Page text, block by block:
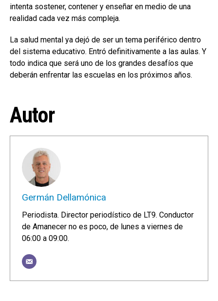
intenta sostener, contener y enseñar en medio de una
realidad cada vez más compleja.
La salud mental ya dejó de ser un tema periférico dentro
del sistema educativo. Entró definitivamente a las aulas. Y
todo indica que será uno de los grandes desafíos que
deberán enfrentar las escuelas en los próximos años.
Autor
Germán Dellamónica
Periodista. Director periodístico de LT9. Conductor
de Amanecer no es poco, de lunes a viernes de
06:00 a 09:00.